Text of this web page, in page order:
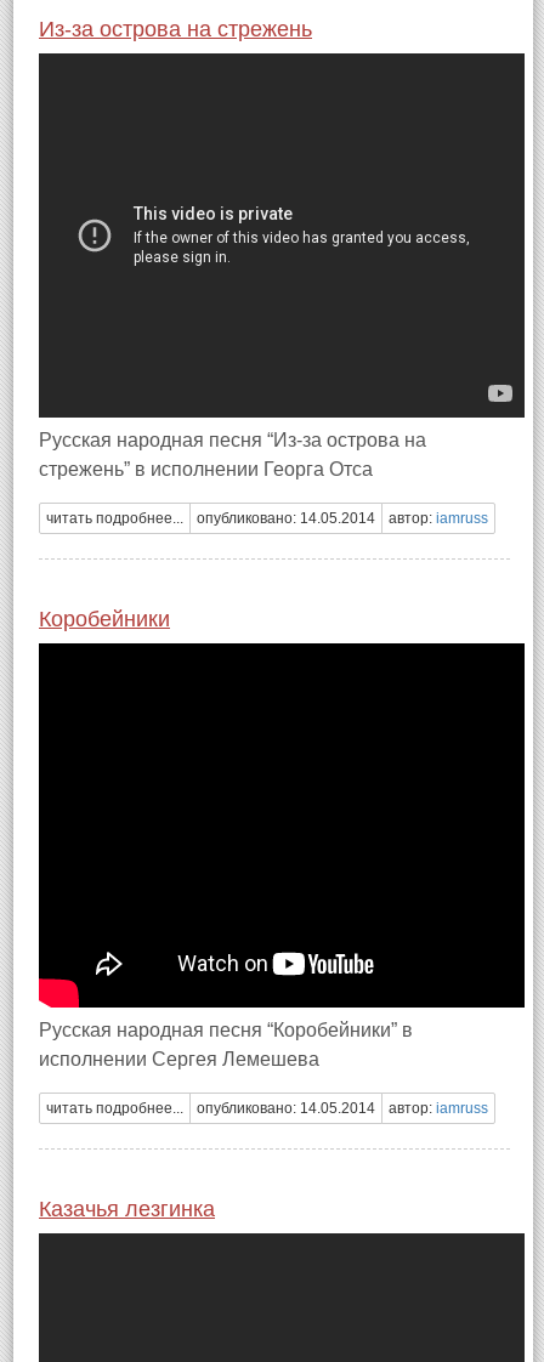
Из-за острова на стрежень
Русская народная песня “Из-за острова на
стрежень” в исполнении Георга Отса
читать подробнее... опубликовано: 14.05.2014 автор: iamruss
Коробейники
Русская народная песня “Коробейники” в
исполнении Сергея Лемешева
читать подробнее... опубликовано: 14.05.2014 автор: iamruss
Казачья лезгинка